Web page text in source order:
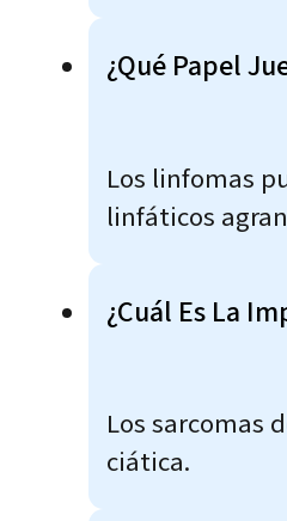
¿Qué Papel
Los linfomas
linfáticos
¿Cuál Es La
Los sarcomas
ciática.